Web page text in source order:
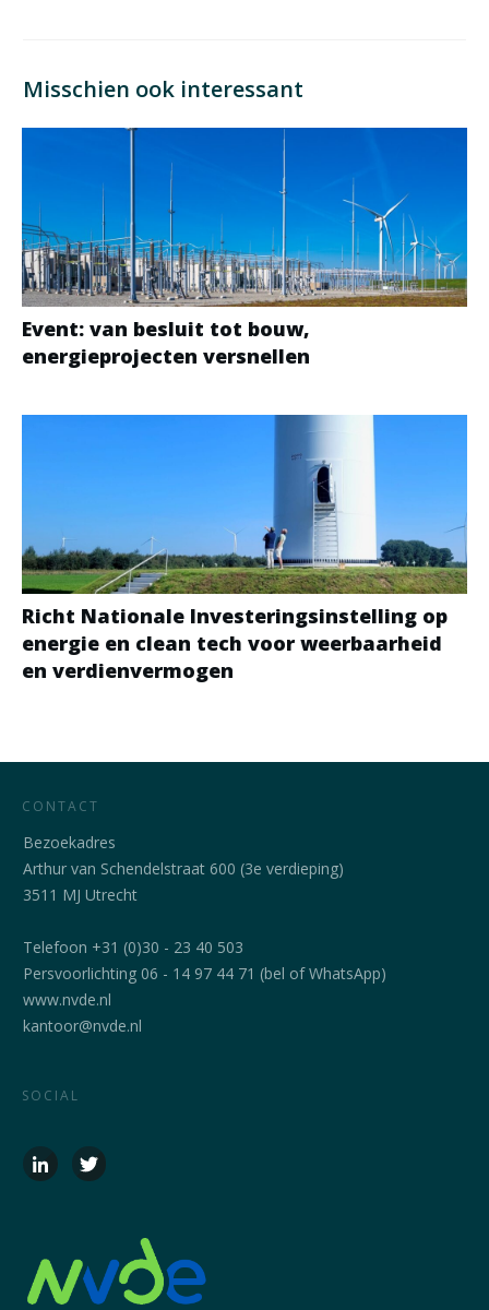
Misschien ook interessant
Event: van besluit tot bouw,
energieprojecten versnellen
Richt Nationale Investeringsinstelling op
energie en clean tech voor weerbaarheid
en verdienvermogen
CONTACT
Bezoekadres
Arthur van Schendelstraat 600 (3e verdieping)
3511 MJ Utrecht
Telefoon +31 (0)30 - 23 40 503
Persvoorlichting 06 - 14 97 44 71 (bel of WhatsApp)
www.nvde.nl
kantoor@nvde.nl
SOCIAL